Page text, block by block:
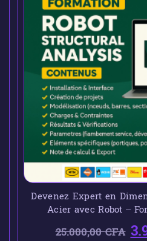
Devenez Expert en
Acier avec Robot –
25.000,00CFA